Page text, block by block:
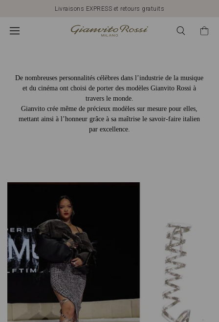
Livraisons EXPRESS et retours gratuits
France
De nombreuses personnalités célèbres dans l’industrie de la musique
et du cinéma ont choisi de porter des modèles Gianvito Rossi à
travers le monde.
Gianvito crée même de précieux modèles sur mesure pour elles,
mettant ainsi à l’honneur grâce à sa maîtrise le savoir-faire italien
par excellence.